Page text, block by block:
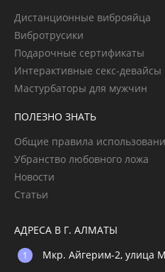
Дистанционные виброяйца
Вибротрусики
Подарочные сертификаты
Интерактивные секс-девайсы
Мастурбаторы для мужчин
ПОЛЕЗНО ЗНАТЬ
Общие правила
Убранство любовного ложа
Новости
Статьи
АДРЕСА В Г. АЛМАТЫ
Мкр. Айгерим-2, улица